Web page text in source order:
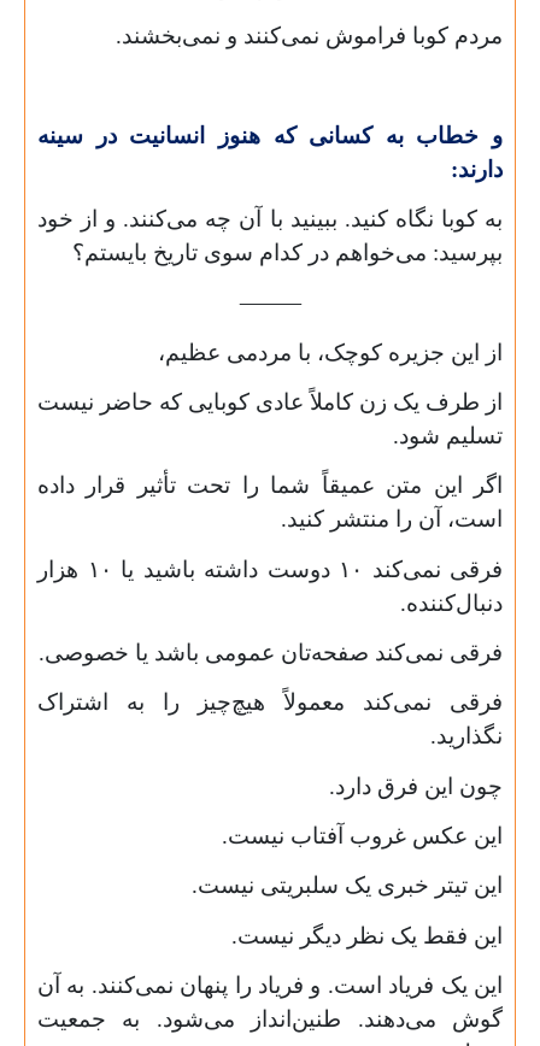
مردم کوبا فراموش نمی‌کنند و نمی‌بخشند.
و خطاب به کسانی که هنوز انسانیت در سینه
دارند:
به کوبا نگاه کنید. ببینید با آن چه می‌کنند. و از خود
بپرسید: می‌خواهم در کدام سوی تاریخ بایستم؟
⸻
از این جزیره کوچک، با مردمی عظیم،
از طرف یک زن کاملاً عادی کوبایی که حاضر نیست
تسلیم شود.
اگر این متن عمیقاً شما را تحت تأثیر قرار داده
است، آن را منتشر کنید.
فرقی نمی‌کند ۱۰ دوست داشته باشید یا ۱۰ هزار
دنبال‌کننده.
فرقی نمی‌کند صفحه‌تان عمومی باشد یا خصوصی.
فرقی نمی‌کند معمولاً هیچ‌چیز را به اشتراک
نگذارید.
چون این فرق دارد.
این عکس غروب آفتاب نیست.
این تیتر خبری یک سلبریتی نیست.
این فقط یک نظر دیگر نیست.
این یک فریاد است. و فریاد را پنهان نمی‌کنند. به آن
گوش می‌دهند. طنین‌انداز می‌شود. به جمعیت